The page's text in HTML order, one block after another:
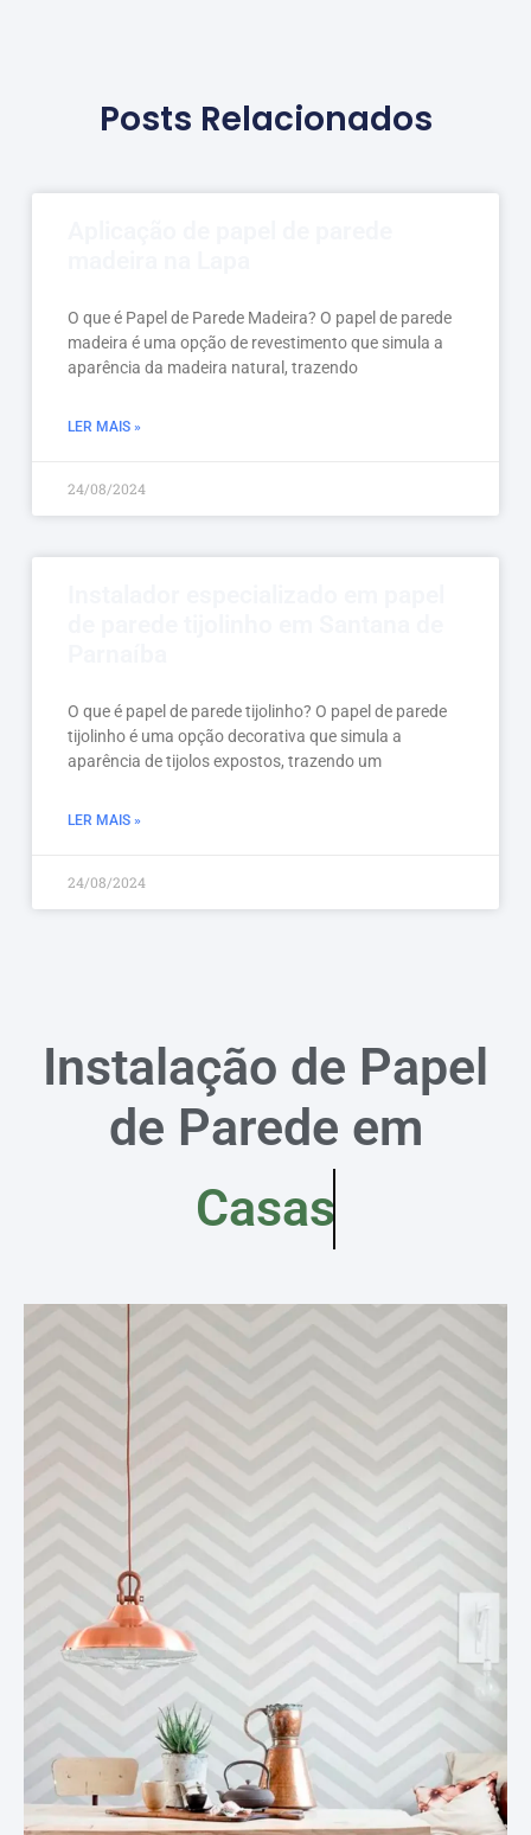
Posts Relacionados
O que é Papel de Parede Madeira? O papel de parede
madeira é uma opção de revestimento que simula a
aparência da madeira natural, trazendo
LER MAIS »
24/08/2024
O que é papel de parede tijolinho? O papel de parede
tijolinho é uma opção decorativa que simula a
aparência de tijolos expostos, trazendo um
LER MAIS »
24/08/2024
Instalação de Papel
de Parede em
Casas